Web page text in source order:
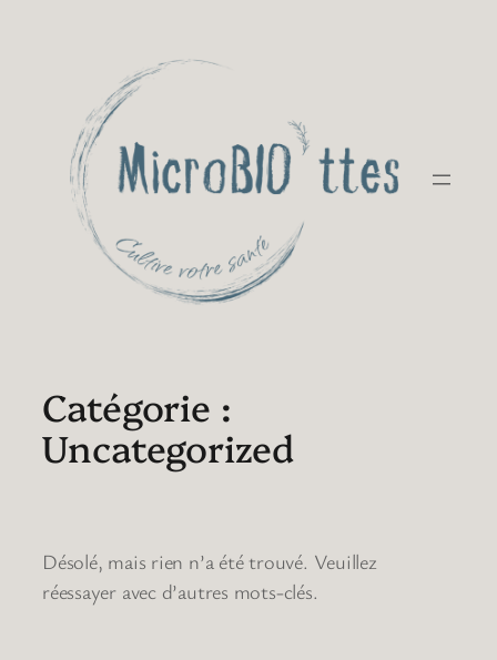
Catégorie :
Uncategorized
Désolé, mais rien n’a été trouvé. Veuillez
réessayer avec d’autres mots-clés.